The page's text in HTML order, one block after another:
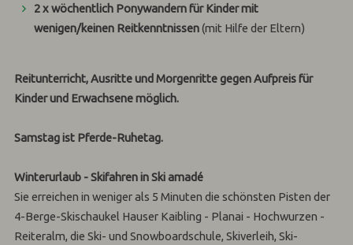
2 x wöchentlich Ponywandern für Kinder mit
wenigen/keinen Reitkenntnissen(mit Hilfe der Eltern)
Reitunterricht, Ausritte und Morgenritte gegen Aufpreis für
Kinder und Erwachsene möglich.
Samstag ist Pferde-Ruhetag.
Winterurlaub - Skifahren in Ski amadé
Sie erreichen in weniger als 5 Minuten die schönsten Pisten der
4-Berge-Skischaukel Hauser Kaibling - Planai - Hochwurzen -
Reiteralm, die Ski- und Snowboardschule, Skiverleih, Ski-